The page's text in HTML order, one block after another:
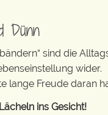
Dünn
sind die
wider.
lange Freude daran
ins Gesicht!